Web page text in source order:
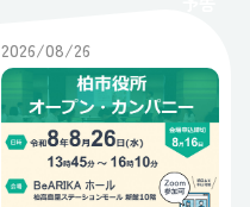
2026/08/26